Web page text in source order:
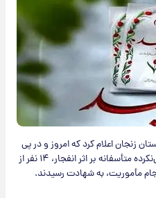
زنجان اعلام کرد که امروز و در پی
انجام عملیات خنثی‌سازی بمب‌های عمل‌نکرده متأسفانه بر اثر انفجار، ۱۴ نفر از
مأموریت، به شهادت رسیدند.